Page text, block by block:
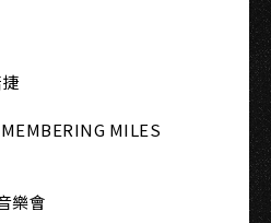
MILES
樂會